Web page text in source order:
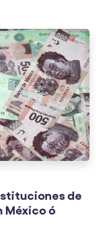
de
México ó